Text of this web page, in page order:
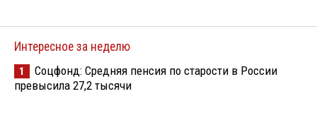
Интересное за неделю
1
Соцфонд: Средняя пенсия по старости в России
превысила 27,2 тысячи